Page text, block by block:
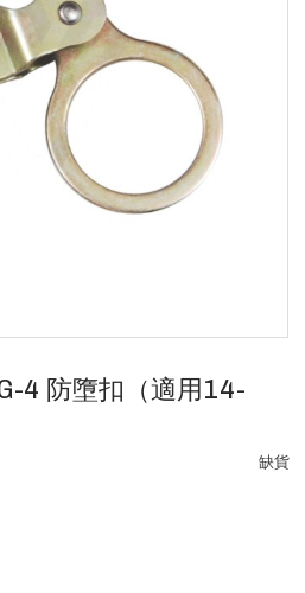
4 防墮扣（適用14-
缺貨